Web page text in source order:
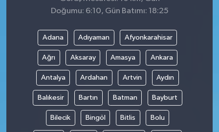
Doğumu: 6:10, Gün Batımı: 18:25
Adana Adıyaman Afyonkarahisar
Ağrı Aksaray Amasya Ankara
Antalya Ardahan Artvin Aydın
Balıkesir Bartın Batman Bayburt
Bilecik Bingöl Bitlis Bolu